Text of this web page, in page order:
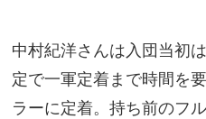
中村紀洋さんは入団当初
定で一軍定着まで時間を
ラーに定着。持ち前のフ